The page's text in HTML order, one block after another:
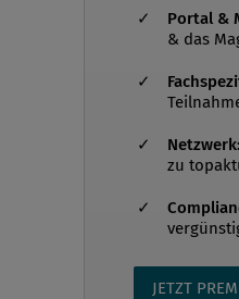
Portal &
& das
Netzwerk:
zu
JETZT